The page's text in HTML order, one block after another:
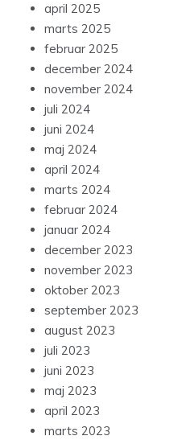
april 2025
marts 2025
februar 2025
december 2024
november 2024
juli 2024
juni 2024
maj 2024
april 2024
marts 2024
februar 2024
januar 2024
december 2023
november 2023
oktober 2023
september 2023
august 2023
juli 2023
juni 2023
maj 2023
april 2023
marts 2023